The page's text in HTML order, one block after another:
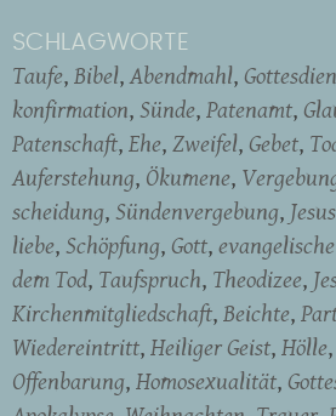
SCHLAGWORTE
Taufe Bibel Abendmahl
konfirmation Sünde Patenamt
Patenschaft Ehe Zweifel Gebet
Auferstehung Ökumene
scheidung Sündenvergebung Jesus
liebe Schöpfung Gott
dem Tod Taufspruch Theodizee
Kirchenmitgliedschaft Beichte
Wiedereintritt Heiliger Geist Hölle
Offenbarung Homosexualität